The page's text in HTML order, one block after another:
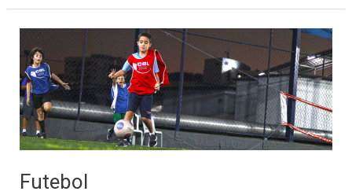
Futebol
Futebol